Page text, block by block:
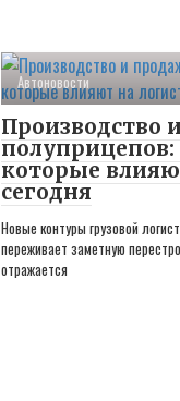
Автоновости
Производство
которые
сегодня
Новые контуры грузовой
переживает заметную
отражается